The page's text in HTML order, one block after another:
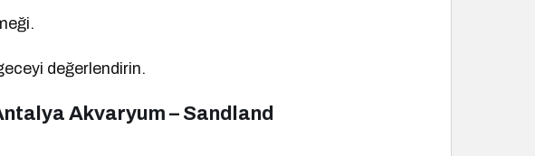
değerlendirin.
Akvaryum – Sandland